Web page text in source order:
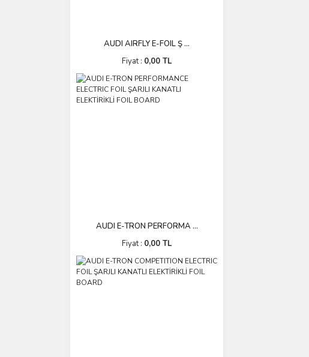
AUDI AIRFLY E-FOIL Ş ...
Fiyat : 0,00 TL
AUDI E-TRON PERFORMA ...
Fiyat : 0,00 TL